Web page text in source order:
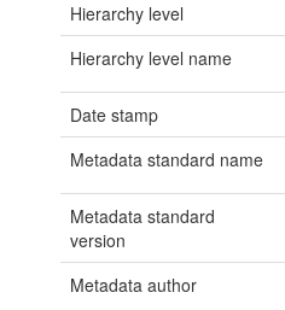
Hierarchy level
Hierarchy level name
Date stamp
Metadata standard name
Metadata standard
version
Metadata author